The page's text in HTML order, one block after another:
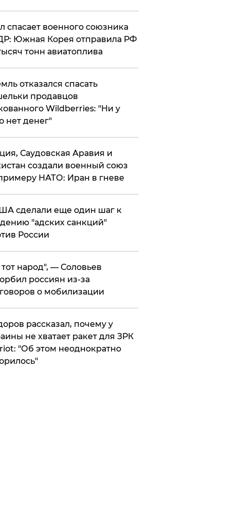
спасает военного союзника
Южная Корея отправила РФ
тонн авиатоплива
отказался спасать
продавцов
Wildberries: "Ни у
нет денег"
Саудовская Аравия и
создали военный союз
НАТО: Иран в гневе
сделали еще один шаг к
"адских санкций"
России
народ", — Соловьев
россиян из-за
о мобилизации
рассказал, почему у
не хватает ракет для ЗРК
"Об этом неоднократно